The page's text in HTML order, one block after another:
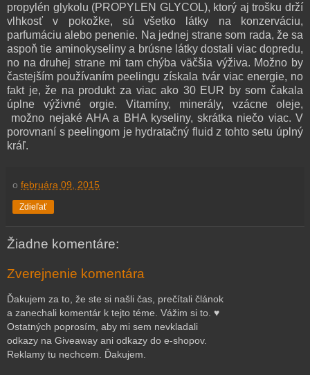
propylén glykolu (PROPYLEN GLYCOL), ktorý aj trošku drží
vlhkosť v pokožke, sú všetko látky na konzerváciu,
parfumáciu alebo penenie. Na jednej strane som rada, že sa
aspoň tie aminokyseliny a brúsne látky dostali viac dopredu,
no na druhej strane mi tam chýba väčšia výživa. Možno by
častejším používaním peelingu získala tvár viac energie, no
fakt je, že na produkt za viac ako 30 EUR by som čakala
úplne výživné orgie. Vitamíny, minerály, vzácne oleje,
možno nejaké AHA a BHA kyseliny, skrátka niečo viac. V
porovnaní s peelingom je hydratačný fluid z tohto setu úplný
kráľ.
o februára 09, 2015
Zdieľať
Žiadne komentáre:
Zverejnenie komentára
Ďakujem za to, že ste si našli čas, prečítali článok
a zanechali komentár k tejto téme. Vážim si to. ♥
Ostatných poprosím, aby mi sem nevkladali
odkazy na Giveaway ani odkazy do e-shopov.
Reklamy tu nechcem. Ďakujem.